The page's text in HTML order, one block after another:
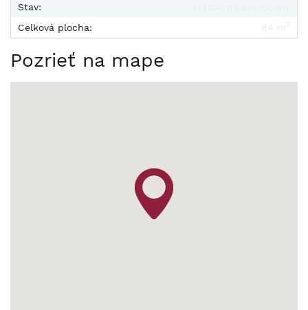
Stav:
Celková plocha:
Pozrieť na mape